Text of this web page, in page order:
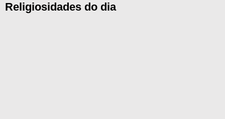
Religiosidades do dia